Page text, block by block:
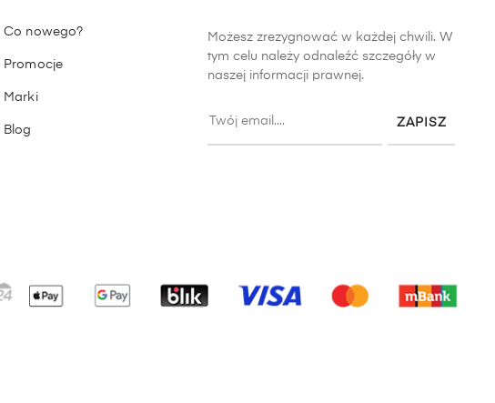
Co nowego?
Promocje
Marki
Blog
Możesz zrezygnować w każdej chwili. W
tym celu należy odnaleźć szczegóły w
naszej informacji prawnej.
ZAPISZ